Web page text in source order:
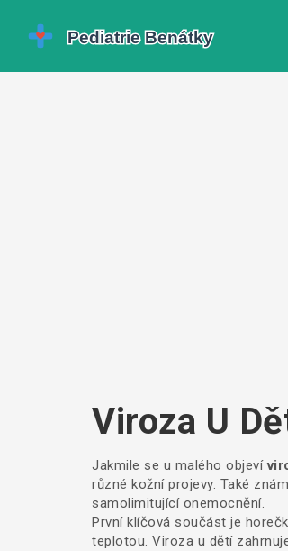
Viroza U
Jakmile se u malého objeví
různé kožní projevy. Také
samolimitující onemocnění.
První klíčová součást je
teplotou. Viroza u dětí